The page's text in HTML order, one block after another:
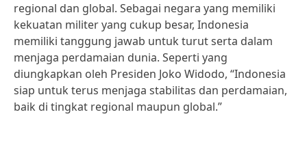
regional dan global. Sebagai negara yang memiliki
kekuatan militer yang cukup besar, Indonesia
memiliki tanggung jawab untuk turut serta dalam
menjaga perdamaian dunia. Seperti yang
diungkapkan oleh Presiden Joko Widodo, “Indonesia
siap untuk terus menjaga stabilitas dan perdamaian,
baik di tingkat regional maupun global.”